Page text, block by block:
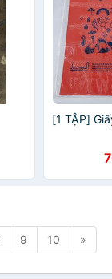
[1 TẬP]
9 10 »